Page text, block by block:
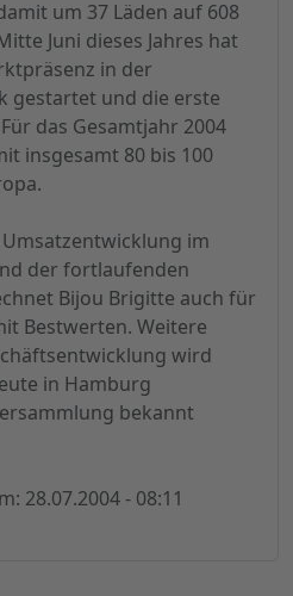
um 37 Läden auf 608
Juni dieses Jahres hat
in der
gestartet und die erste
das Gesamtjahr 2004
insgesamt 80 bis 100
im
der fortlaufenden
Bijou Brigitte auch für
Bestwerten. Weitere
wird
in Hamburg
bekannt
28.07.2004 - 08:11